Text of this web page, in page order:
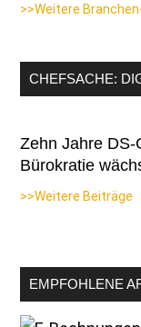
>>Weitere
CHEFSACHE:
Zehn Jahre
Bürokratie
>>Weitere Beiträge
EMPFOHLENE